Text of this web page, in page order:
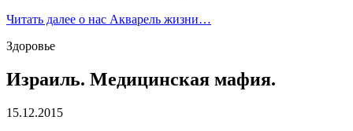
Читать далее о нас Акварель жизни…
Здоровье
Израиль. Медицинская мафия.
15.12.2015